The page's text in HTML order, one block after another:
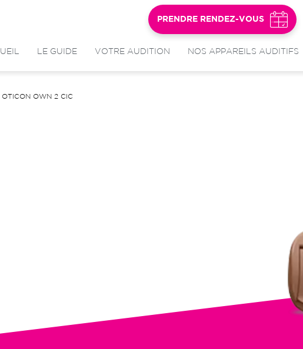
LE GUIDE VOTRE AUDITION NOS APPAREILS AUDITIFS
PRENDRE RENDEZ-VOUS
OTICON OWN 2 CIC